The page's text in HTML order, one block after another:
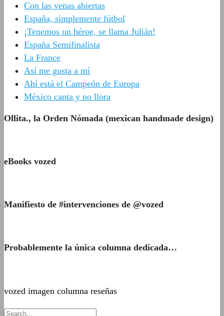
Con las venas abiertas
España, simplemente fútbol
¡Tenemos un héroe, se llama Julián!
España Semifinalista
La France
Así me gusta a mí
Ahí está el Campeón de Europa
México canta y no llora
Ollita., la Orden Nómada (mexican handmade design)
eBooks vozed
Manifiesto de #intervenciones de @vozed
Probablemente la única columna dedicada…
vozed imagen columna reseñas